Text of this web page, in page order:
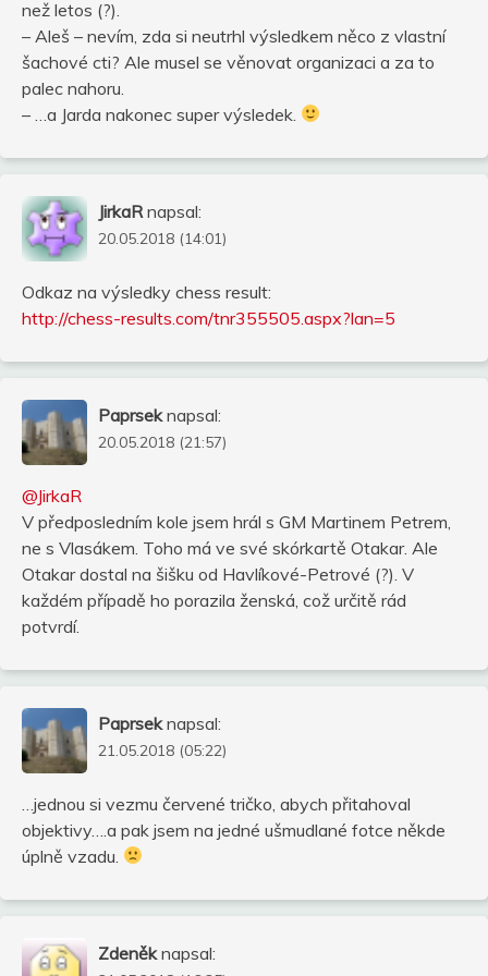
než letos (?).
– Aleš – nevím, zda si neutrhl výsledkem něco z vlastní
šachové cti? Ale musel se věnovat organizaci a za to
palec nahoru.
– …a Jarda nakonec super výsledek.
JirkaR napsal:
20.05.2018 (14:01)
Odkaz na výsledky chess result:
http://chess-results.com/tnr355505.aspx?lan=5
Paprsek napsal:
20.05.2018 (21:57)
@JirkaR
V předposledním kole jsem hrál s GM Martinem Petrem,
ne s Vlasákem. Toho má ve své skórkartě Otakar. Ale
Otakar dostal na šišku od Havlíkové-Petrové (?). V
každém případě ho porazila ženská, což určitě rád
potvrdí.
Paprsek napsal:
21.05.2018 (05:22)
…jednou si vezmu červené tričko, abych přitahoval
objektivy….a pak jsem na jedné ušmudlané fotce někde
úplně vzadu.
Zdeněk napsal: